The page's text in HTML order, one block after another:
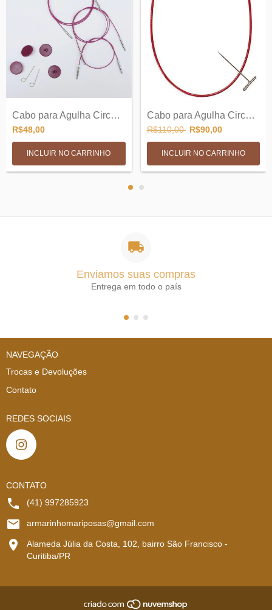
Cabo para Agulha Circular Intercambiavel...
R$48,00
INCLUIR NO CARRINHO
Cabo para Agulha Circular Intercambiavel...
R$110,00 R$90,00
Enviamos suas compras
Entrega em todo o país
NAVEGAÇÃO
Trocas e Devoluções
Contato
REDES SOCIAIS
CONTATO
(41) 997285923
armarinhomariposas@gmail.com
Alameda Júlia da Costa, 102, bairro São Francisco -
Curitiba/PR